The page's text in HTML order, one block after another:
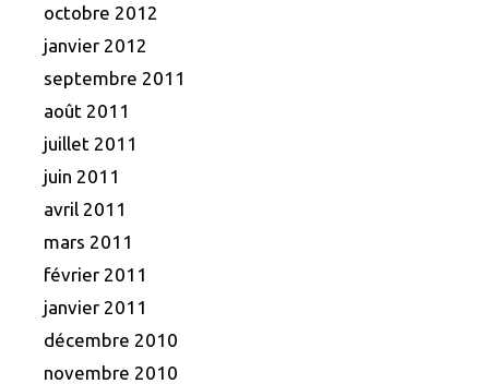
octobre 2012
janvier 2012
septembre 2011
août 2011
juillet 2011
juin 2011
avril 2011
mars 2011
février 2011
janvier 2011
décembre 2010
novembre 2010